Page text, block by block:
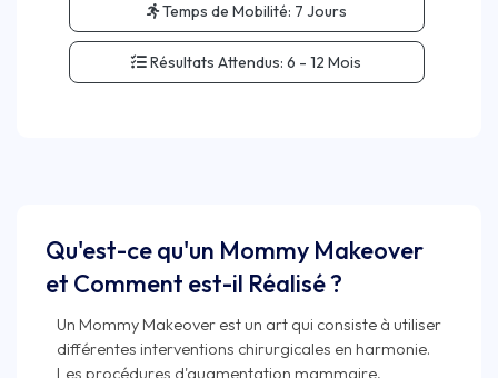
Temps de Mobilité: 7 Jours
Résultats Attendus: 6 - 12 Mois
Qu'est-ce qu'un Mommy Makeover
et Comment est-il Réalisé ?
Un Mommy Makeover est un art qui consiste à utiliser
différentes interventions chirurgicales en harmonie.
Les procédures d'augmentation mammaire,